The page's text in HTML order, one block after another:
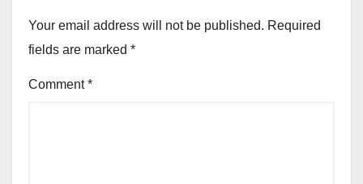
Your email address will not be published. Required
fields are marked *
Comment*